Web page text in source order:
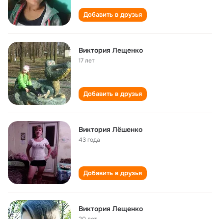
Добавить в друзья
Виктория Лещенко
17 лет
Добавить в друзья
Виктория Лёшенко
43 года
Добавить в друзья
Виктория Лещенко